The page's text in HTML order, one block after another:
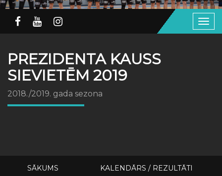
PREZIDENTA KAUSS
SIEVIETĒM 2019
2018./2019. gada sezona
SĀKUMS KALENDĀRS / REZULTĀTI